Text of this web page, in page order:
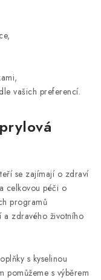
vašich preferencí.
se zajímají o zdraví
celkovou péči o
programů
a zdravého životního
s kyselinou
pomůžeme s výběrem